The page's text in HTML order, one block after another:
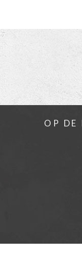
OP DE